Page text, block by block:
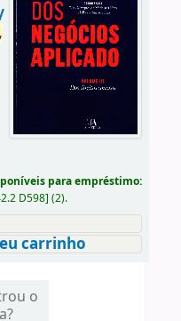
para empréstimo:
D598] (2).
carrinho
o